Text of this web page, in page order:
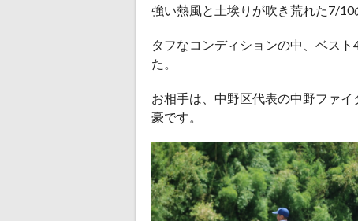
強い熱風と土埃りが吹き荒れた7/10
タフなコンディションの中、ベス
た。
お相手は、中野区代表の中野ファ
豪です。